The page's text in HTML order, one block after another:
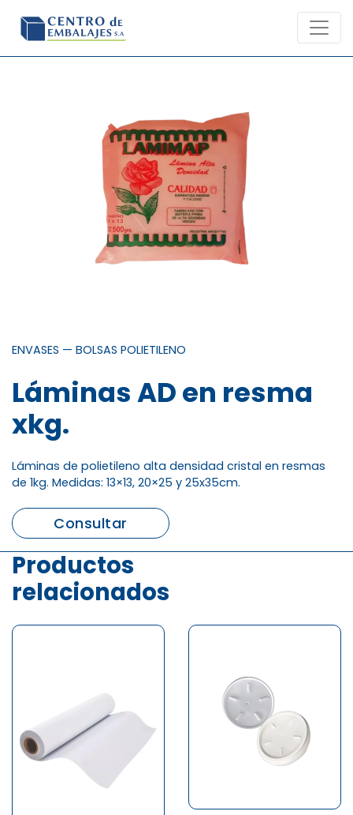
content
ENVASES — BOLSAS POLIETILENO
Láminas AD en resma
xkg.
Láminas de polietileno alta densidad cristal en resmas
de 1kg. Medidas: 13×13, 20×25 y 25x35cm.
Consultar
Productos
relacionados